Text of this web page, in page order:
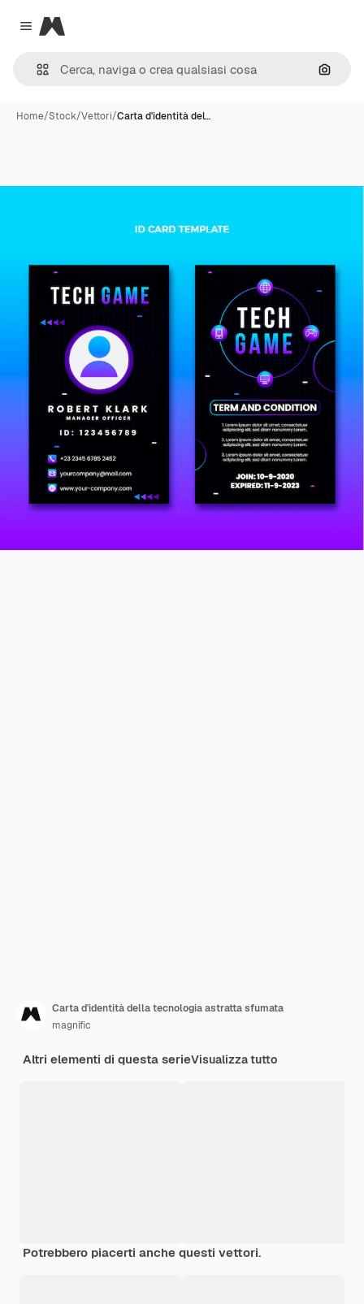
Close menu
Magnific
Cerca
Home/Stock/Vettori/Carta d'identità del…
Carta d'identità della tecnologia astratta sfumata
magnific
Altri elementi di questa serieVisualizza tutto
Potrebbero piacerti anche questi vettori.